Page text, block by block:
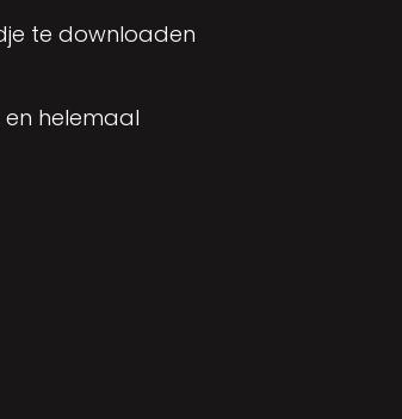
te downloaden
en helemaal